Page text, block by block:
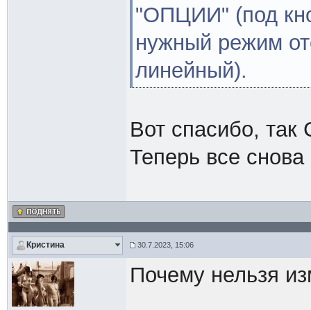
"ОПЦИИ" (под
нужный режим
линейный).
Вот спасибо,
Теперь все
Кристина 30.7.2023, 15:06
Почему нельзя